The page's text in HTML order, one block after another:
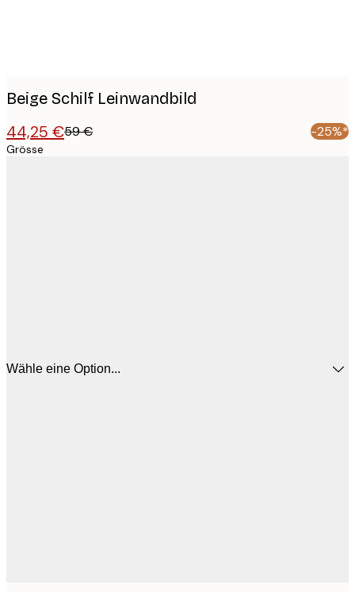
Beige Schilf Leinwandbild
44,25 €59 € -25%*
Grösse
Wähle eine Option...